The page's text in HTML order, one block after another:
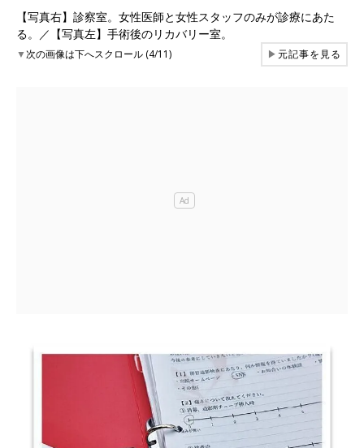
【写真右】診察室。女性医師と女性スタッフのみが診療にあた
る。／【写真左】手術後のリカバリー室。
▼次の画像は下へスクロール (4/11) ▶元記事を見る